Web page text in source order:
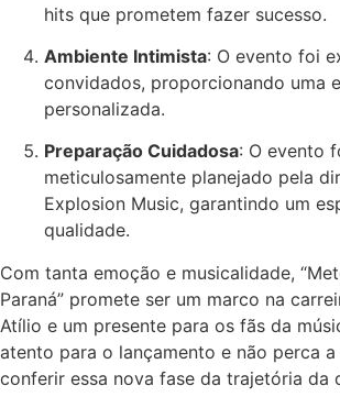
hits que prometem fazer sucesso.
Ambiente Intimista: O evento foi
convidados, proporcionando uma
personalizada.
Preparação Cuidadosa: O evento
meticulosamente planejado pela
Explosion Music, garantindo um
qualidade.
Com tanta emoção e musicalidade,
Paraná” promete ser um marco na
Atílio e um presente para os fãs da
atento para o lançamento e não perca
conferir essa nova fase da trajetória da